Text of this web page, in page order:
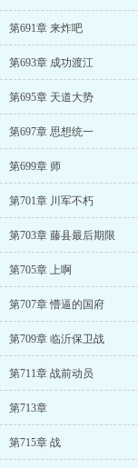
第691章 来炸吧
第693章 成功渡江
第695章 天道大势
第697章 思想统一
第699章 师
第701章 川军不朽
第703章 藤县最后期限
第705章 上啊
第707章 懵逼的国府
第709章 临沂保卫战
第711章 战前动员
第713章
第715章 战